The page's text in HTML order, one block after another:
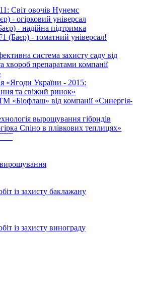
Світ овочів Нунемс
- огірковий універсал
- надійна підтримка
(Баєр) - томатний універсал!
система захисту саду від
хвороб препаратами компанії
«Ягоди України - 2015:
та свіжий ринок»
«Біофлаш» від компанії «Синергія-
вырощування гібридів
Спіно в плівкових теплицях»
із захисту баклажану
із захисту винограду